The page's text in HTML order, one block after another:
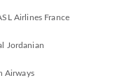
Airlines France
Jordanian
Airways